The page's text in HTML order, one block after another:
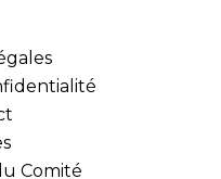
Comité